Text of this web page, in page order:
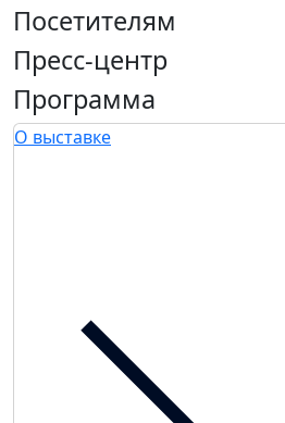
Посетителям
Пресс-центр
Программа
О выставке